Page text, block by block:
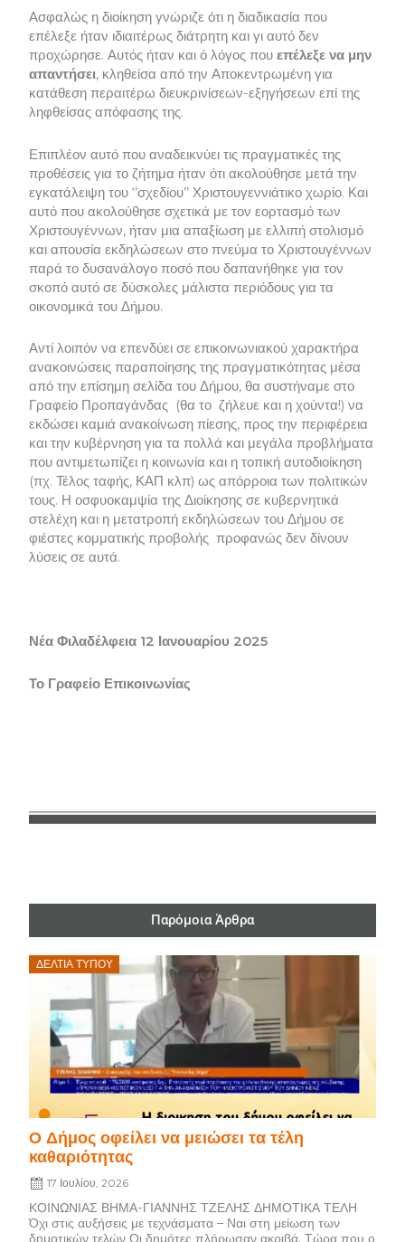
Ασφαλώς η διοίκηση γνώριζε ότι η διαδικασία που
επέλεξε ήταν ιδιαιτέρως διάτρητη και γι αυτό δεν
προχώρησε. Αυτός ήταν και ό λόγος πουεπέλεξε να μην
απαντήσει, κληθείσα από την Αποκεντρωμένη για
κατάθεση περαιτέρω διευκρινίσεων-εξηγήσεων επί της
ληφθείσας απόφασης της.
Επιπλέον αυτό που αναδεικνύει τις πραγματικές της
προθέσεις για το ζήτημα ήταν ότι ακολούθησε μετά την
εγκατάλειψη του ‘’σχεδίου’’ Χριστουγεννιάτικο χωρίο. Και
αυτό που ακολούθησε σχετικά με τον εορτασμό των
Χριστουγέννων, ήταν μια απαξίωση με ελλιπή στολισμό
και απουσία εκδηλώσεων στο πνεύμα το Χριστουγέννων
παρά το δυσανάλογο ποσό που δαπανήθηκε για τον
σκοπό αυτό σε δύσκολες μάλιστα περιόδους για τα
οικονομικά του Δήμου.
Αντί λοιπόν να επενδύει σε επικοινωνιακού χαρακτήρα
ανακοινώσεις παραποίησης της πραγματικότητας μέσα
από την επίσημη σελίδα του Δήμου, θα συστήναμε στο
Γραφείο Προπαγάνδας (θα το ζήλευε και η χούντα!) να
εκδώσει καμιά ανακοίνωση πίεσης, προς την περιφέρεια
και την κυβέρνηση για τα πολλά και μεγάλα προβλήματα
που αντιμετωπίζει η κοινωνία και η τοπική αυτοδιοίκηση
(πχ. Τέλος ταφής, ΚΑΠ κλπ) ως απόρροια των πολιτικών
τους. Η οσφυοκαμψία της Διοίκησης σε κυβερνητικά
στελέχη και η μετατροπή εκδηλώσεων του Δήμου σε
φιέστες κομματικής προβολής προφανώς δεν δίνουν
λύσεις σε αυτά.
Νέα Φιλαδέλφεια 12 Ιανουαρίου 2025
Το Γραφείο Επικοινωνίας
Παρόμοια Άρθρα
ΔΕΛΤΊΑ ΤΎΠΟΥ
Ο Δήμος οφείλει να μειώσει τα τέλη
καθαριότητας
Posted
17 Ιουλίου, 2026
ΚΟΙΝΩΝΙΑΣ ΒΗΜΑ-ΓΙΑΝΝΗΣ ΤΖΕΛΗΣ ΔΗΜΟΤΙΚΑ ΤΕΛΗ
Όχι στις αυξήσεις με τεχνάσματα – Ναι στη μείωση των
δημοτικών τελών Οι δημότες πλήρωσαν ακριβά. Τώρα που ο